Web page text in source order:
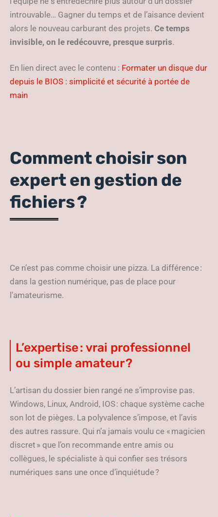
introuvable… Gagner du temps et de l’aisance devient
alors le nouveau carburant des projets. Ce temps
invisible, on le redécouvre, presque surpris.
En lien direct avec le contenu : Formater un disque dur
depuis le BIOS : simplicité et sécurité à portée de
main
Comment choisir son
expert en gestion de
fichiers ?
Ce n’est pas comme choisir une pizza. La différence :
dans la gestion numérique, pas de place pour
l’amateurisme.
L’expertise : vrai professionnel
ou simple amateur ?
L’artisan du dossier bien rangé ne s’improvise pas.
Windows, Linux, Android, IOS : chaque système cache
son lot de pièges. La polyvalence s’impose, et l’avis
des autres rassure. Qui n’a jamais voulu ce « magicien
discret » que l’on recommande entre amis ou
collègues, le spécialiste à qui confier ses trésors
numériques sans une once d’inquiétude ?